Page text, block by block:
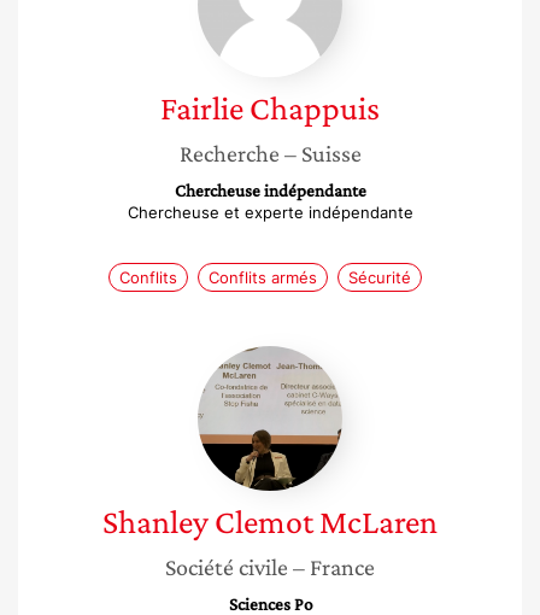
FairlieChappuis
Recherche – Suisse
Chercheuse indépendante
Chercheuse et experte indépendante
Conflits Conflits armés Sécurité
Shanley
Clemot
McLaren
ShanleyClemot McLaren
Société civile – France
Sciences Po